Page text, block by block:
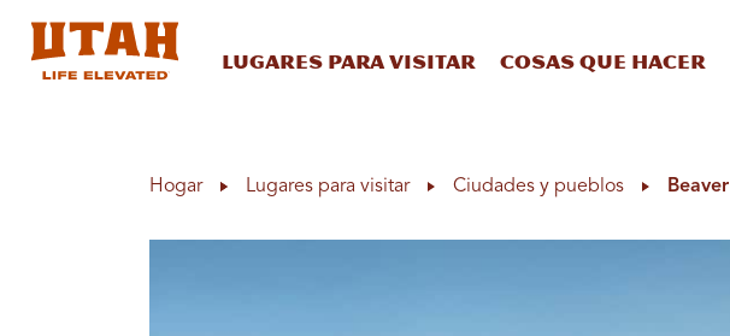
Lugares para visitar Cosas que hacer
Hogar Lugares para visitar Ciudades y pueblos Beaver